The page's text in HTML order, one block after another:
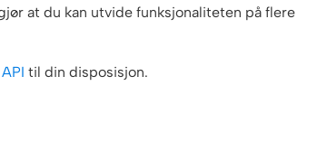
at du kan utvide funksjonaliteten på flere
API til din disposisjon.